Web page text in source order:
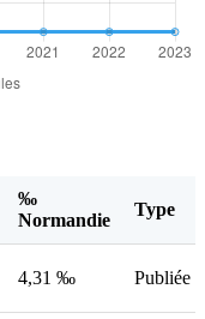
‰
Normandie
Type
4,31 ‰ Publiée